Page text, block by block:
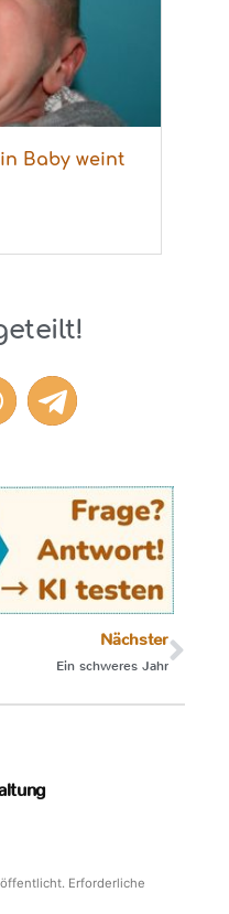
Baby weint
Nächster
Ein schweres Jahr
Erforderliche